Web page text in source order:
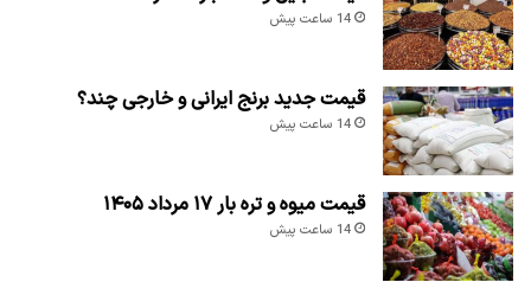
14 ساعت پیش
قیمت جدید برنج ایرانی و خارجی چند؟
14 ساعت پیش
قیمت میوه و تره بار ۱۷ مرداد ۱۴۰۵
14 ساعت پیش